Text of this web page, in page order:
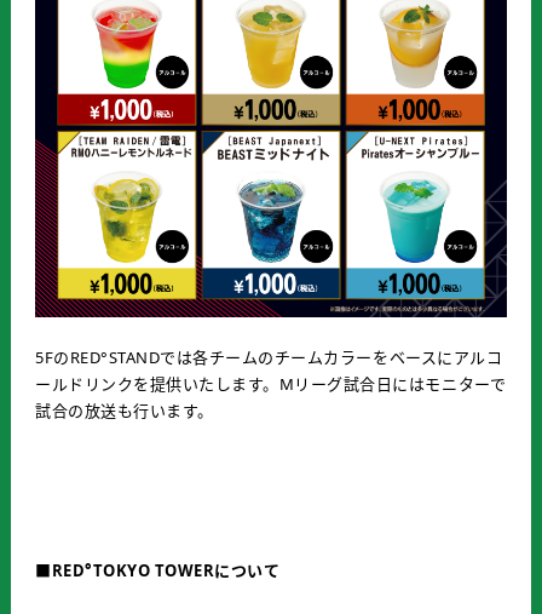
5FのRED°STANDでは各チームのチームカラーをベースにアルコ
ールドリンクを提供いたします。Mリーグ試合日にはモニターで
試合の放送も行います。
■RED°TOKYO TOWERについて